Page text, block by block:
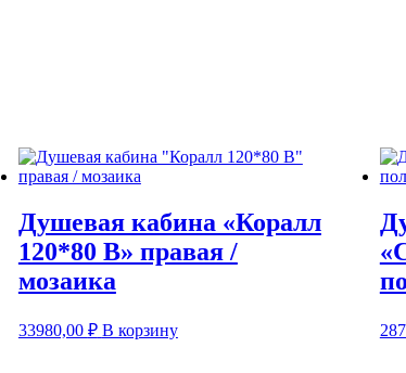
Душевая кабина «Коралл
120*80 В» правая /
мозаика
33980,00 ₽ В корзину